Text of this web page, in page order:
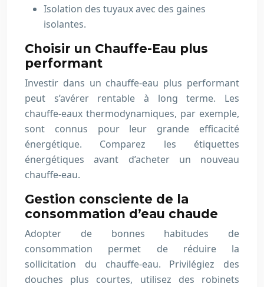
Isolation des tuyaux avec des gaines
isolantes.
Choisir un Chauffe-Eau plus
performant
Investir dans un chauffe-eau plus performant
peut s’avérer rentable à long terme. Les
chauffe-eaux thermodynamiques, par exemple,
sont connus pour leur grande efficacité
énergétique. Comparez les étiquettes
énergétiques avant d’acheter un nouveau
chauffe-eau.
Gestion consciente de la
consommation d’eau chaude
Adopter de bonnes habitudes de
consommation permet de réduire la
sollicitation du chauffe-eau. Privilégiez des
douches plus courtes, utilisez des robinets